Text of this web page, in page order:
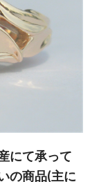
にて承って
の商品(主に